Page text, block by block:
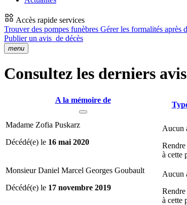
Accès rapide services
Trouver des pompes funèbres Gérer les formalités après
Publier un avis de décès
menu
Consultez les derniers
A la mémoire de
Madame Zofia Puskarz
Décédé(e) le 16 mai 2020
Aucun
à cette
Monsieur Daniel Marcel Georges Goubault
Décédé(e) le 17 novembre 2019
Aucun
à cette